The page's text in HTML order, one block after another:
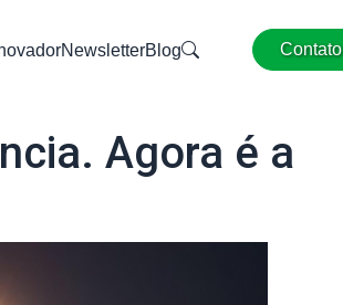
NewsletterBlog Contato
Agora é a